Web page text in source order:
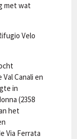
met wat
Velo
Canali en
in
(2358
het
Via Ferrata